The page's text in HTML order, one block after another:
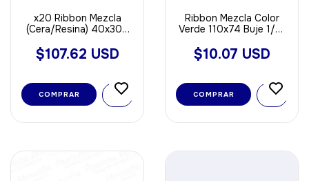
x20 Ribbon Mezcla
(Cera/Resina) 40x300
$107.62 USD
Ribbon Mezcla Color
Verde 110x74 Buje 1/2"
$10.07 USD